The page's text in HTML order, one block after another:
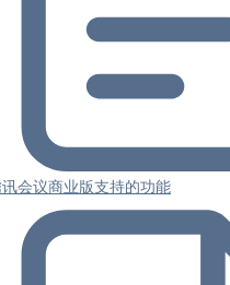
讯会议商业版支持的功能